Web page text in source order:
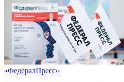
«ФедералПресс»